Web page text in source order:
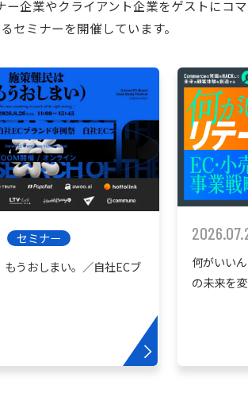
ー企業やクライアント企業をゲストにコマ
セミナーを開催しています。
セミナー
うおしまい。／自社ECブ
何がいい
の未来を